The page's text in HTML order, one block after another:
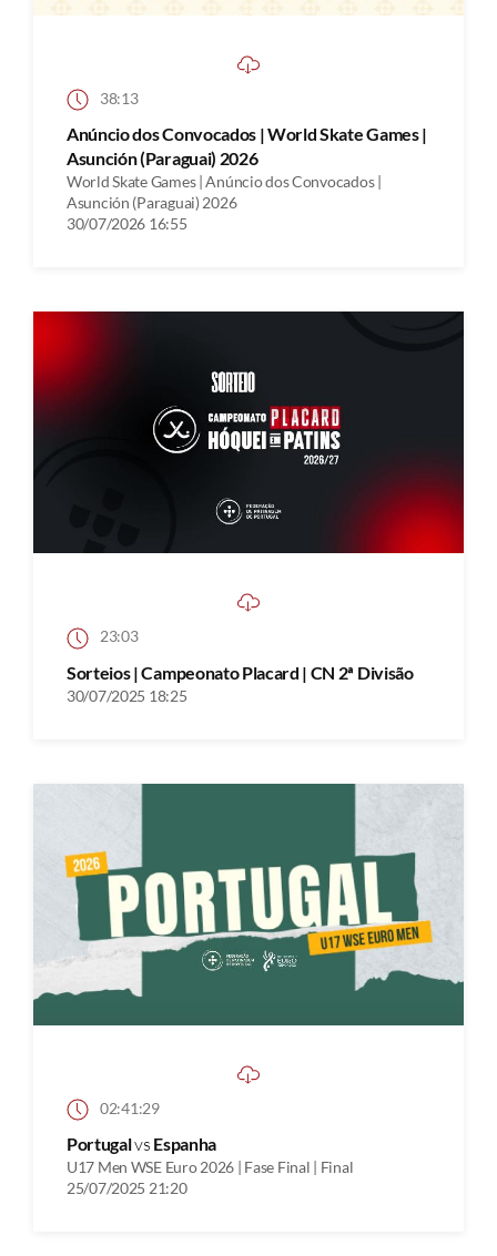
38:13
Anúncio dos Convocados | World Skate Games |
Asunción (Paraguai) 2026
World Skate Games | Anúncio dos Convocados |
Asunción (Paraguai) 2026
30/07/2026 16:55
23:03
Sorteios | Campeonato Placard | CN 2ª Divisão
30/07/2025 18:25
02:41:29
Portugalvs Espanha
U17 Men WSE Euro 2026 | Fase Final | Final
25/07/2025 21:20